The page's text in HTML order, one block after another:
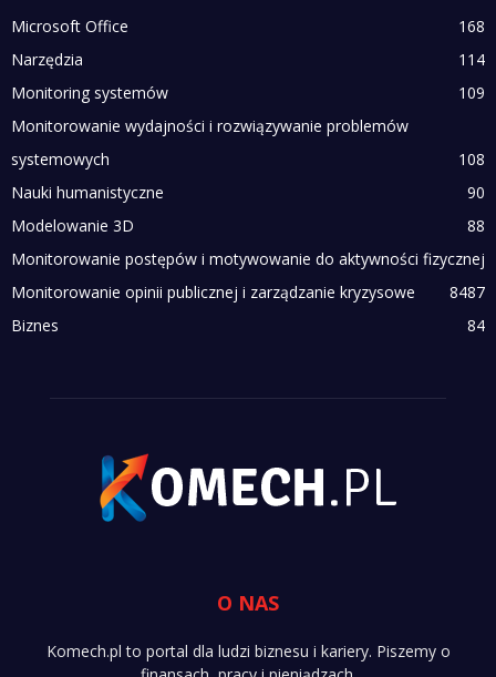
Microsoft Office
168
Narzędzia
114
Monitoring systemów
109
Monitorowanie wydajności i rozwiązywanie problemów
systemowych
108
Nauki humanistyczne
90
Modelowanie 3D
88
Monitorowanie postępów i motywowanie do aktywności fizycznej
87
Monitorowanie opinii publicznej i zarządzanie kryzysowe
84
Biznes
84
O NAS
Komech.pl to portal dla ludzi biznesu i kariery. Piszemy o